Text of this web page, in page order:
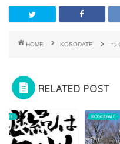
HOME KOSODATE つ
RELATED POST
KOSODATE